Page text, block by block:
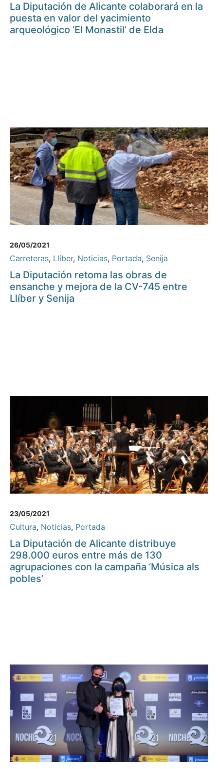
La Diputación de Alicante colaborará en la
puesta en valor del yacimiento
arqueológico ‘El Monastil’ de Elda
26/05/2021
Carreteras, Llíber, Noticias, Portada, Senija
La Diputación retoma las obras de
ensanche y mejora de la CV-745 entre
Llíber y Senija
23/05/2021
Cultura, Noticias, Portada
La Diputación de Alicante distribuye
298.000 euros entre más de 130
agrupaciones con la campaña ‘Música als
pobles’